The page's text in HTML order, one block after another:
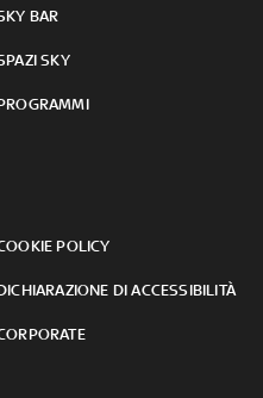
BAR
SKY
POLICY
DI ACCESSIBILITÀ